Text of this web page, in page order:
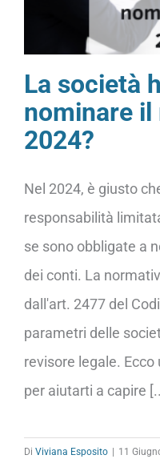
La società
nominare il
2024?
Nel 2024, è giusto
responsabilità
se sono obbligate a
dei conti. La
dall'art. 2477 del
parametri delle
revisore legale.
per aiutarti a capire
Di Viviana Esposito 11